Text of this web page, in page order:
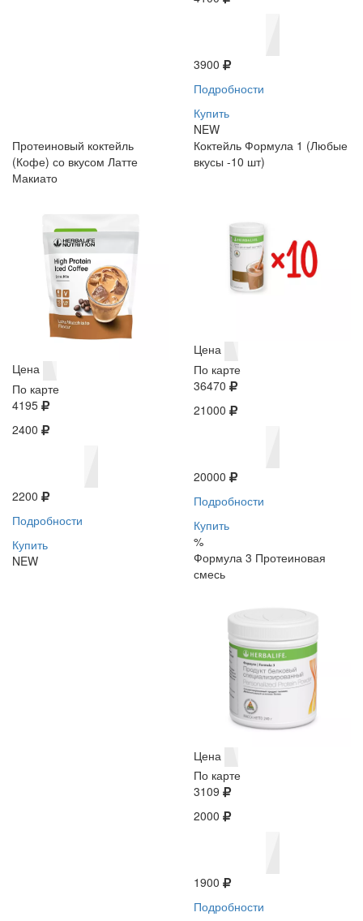
3900
Подробности
Купить
NEW
Протеиновый коктейль
(Кофе) со вкусом Латте
Макиато
Цена
По карте
4195
2400
2200
Подробности
Купить
NEW
Коктейль Формула 1 (Любые
вкусы -10 шт)
Цена
По карте
36470
21000
20000
Подробности
Купить
%
Формула 3 Протеиновая
смесь
Цена
По карте
3109
2000
1900
Подробности